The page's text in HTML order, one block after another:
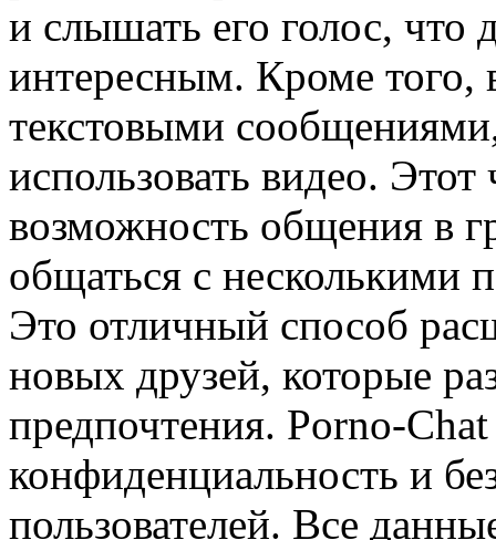
и слышать его голос,
интересным. Кроме того,
текстовыми
использовать видео. Этот
возможность общения в
общаться с несколькими
Это отличный способ
новых друзей, которые
предпочтения. Porno-
конфиденциальность и
пользователей. Все